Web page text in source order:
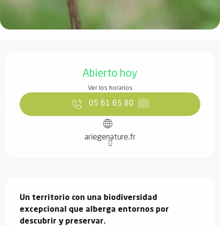
Abierto hoy
Ver los horarios
05 61 65 80 ▒▒
ariegenature.fr
Un territorio con una biodiversidad
excepcional que alberga entornos por
descubrir y preservar.